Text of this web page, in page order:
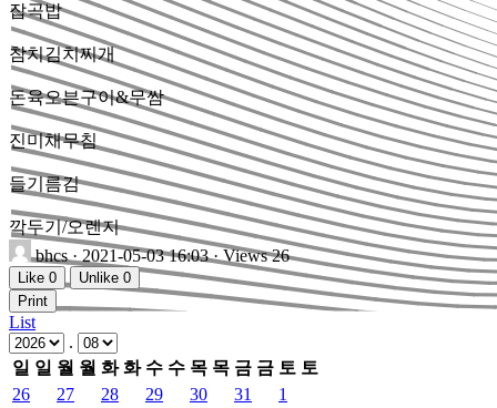
잡곡밥
참치김치찌개
돈육오븐구이&무쌈
진미채무침
들기름김
깍두기/오렌지
bhcs· 2021-05-03 16:03 · Views 26
Like 0 Unlike 0
Print
List
.
일 일 월 월 화 화 수 수 목 목 금 금 토 토
26
27 28 29 30 31
1